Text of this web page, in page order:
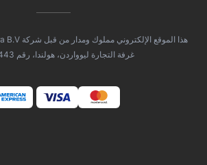
غرفة التجارة ليوواردن، هولندا، رقم 01104443